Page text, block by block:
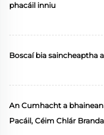
phacáil inniu
Boscaí bia saincheaptha
An Cumhacht a
Pacáil, Céim Chlár Branda